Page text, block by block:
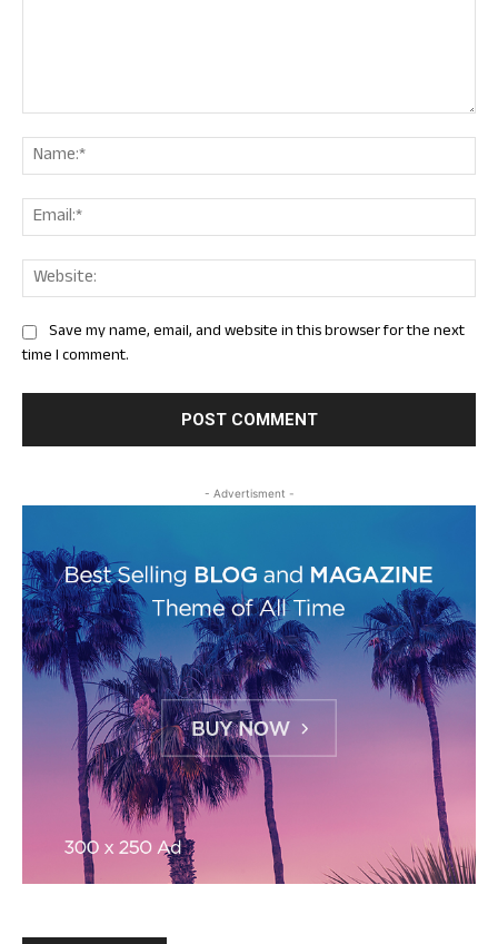
Save my name, email, and website in this browser for the next
time I comment.
- Advertisment -